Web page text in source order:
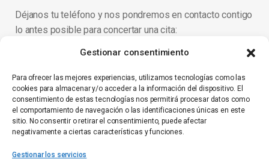
Gestionar consentimiento
Para ofrecer las mejores experiencias, utilizamos tecnologías como las
cookies para almacenar y/o acceder a la información del dispositivo. El
consentimiento de estas tecnologías nos permitirá procesar datos como
el comportamiento de navegación o las identificaciones únicas en este
sitio. No consentir o retirar el consentimiento, puede afectar
negativamente a ciertas características y funciones.
Gestionar los servicios
Déjanos tu teléfono y nos pondremos en contacto contigo
lo antes posible para concertar una cita:
He leído y acepto lapolítica de privacidad.
Responsable de los datos: Implantes Velázquez, SL.Finalidad de
los datos: Contacto telefónico para concertar cita.Almacenamiento
de los datos: Base de datos interna.Derechos: En cualquier
en la clínica.